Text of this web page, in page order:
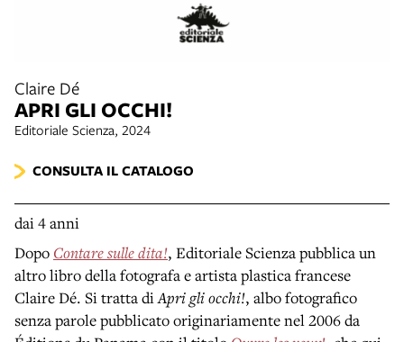
Claire Dé
APRI GLI OCCHI!
Editoriale Scienza, 2024
CONSULTA IL CATALOGO
dai 4 anni
Dopo Contare sulle dita!, Editoriale Scienza pubblica un
altro libro della fotografa e artista plastica francese
Claire Dé. Si tratta diApri gli occhi!, albo fotografico
senza parole pubblicato originariamente nel 2006 da